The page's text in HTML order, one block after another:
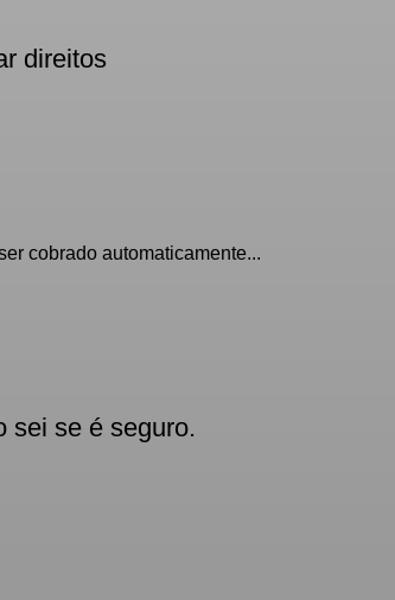
direitos
cobrado automaticamente...
sei se é seguro.